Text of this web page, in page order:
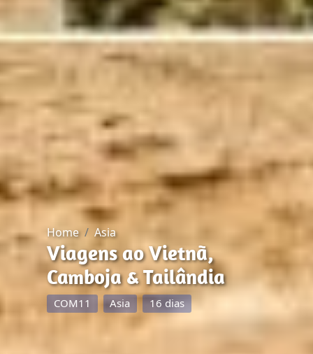
Home Asia
Viagens ao Vietnã,
Camboja & Tailândia
COM11 Asia 16 dias